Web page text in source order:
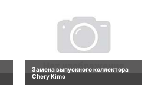
Замена выпускного коллектора
Chery Kimo